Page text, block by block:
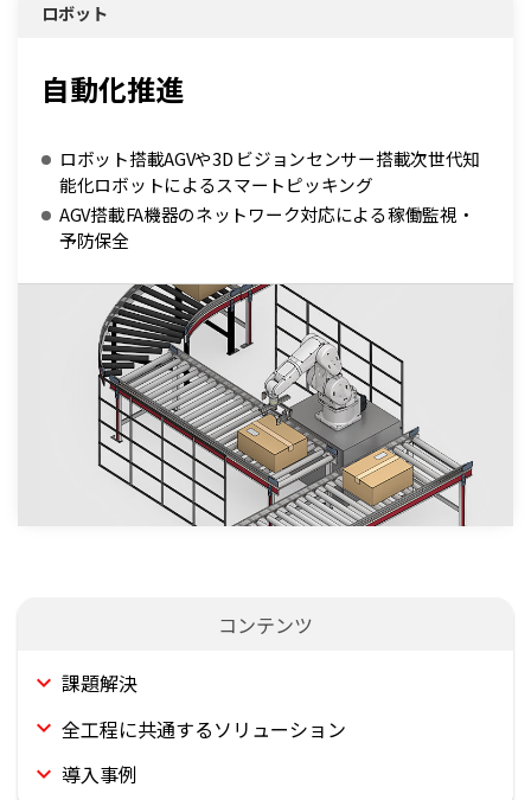
ロボット
自動化推進
ロボット搭載AGVや3D ビジョンセンサー搭載次世代知
能化ロボットによるスマートピッキング
AGV搭載FA機器のネットワーク対応による稼働監視・
予防保全
課題解決
全工程に共通するソリューション
導入事例